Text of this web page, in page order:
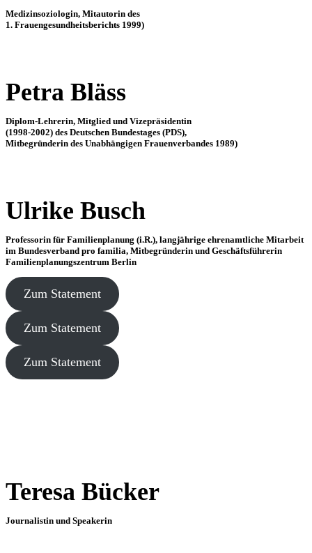
Medizinsoziologin, Mitautorin des
1. Frauengesundheitsberichts 1999)
Petra Bläss
Diplom-Lehrerin, Mitglied und Vizepräsidentin
(1998-2002) des Deutschen Bundestages (PDS),
Mitbegründerin des Unabhängigen Frauenverbandes 1989)
Ulrike Busch
Professorin für Familienplanung (i.R.), langjährige ehrenamtliche Mitarbeit
im Bundesverband pro familia, Mitbegründerin und Geschäftsführerin
Familienplanungszentrum Berlin
Zum Statement
Zum Statement
Zum Statement
Teresa Bücker
Journalistin und Speakerin